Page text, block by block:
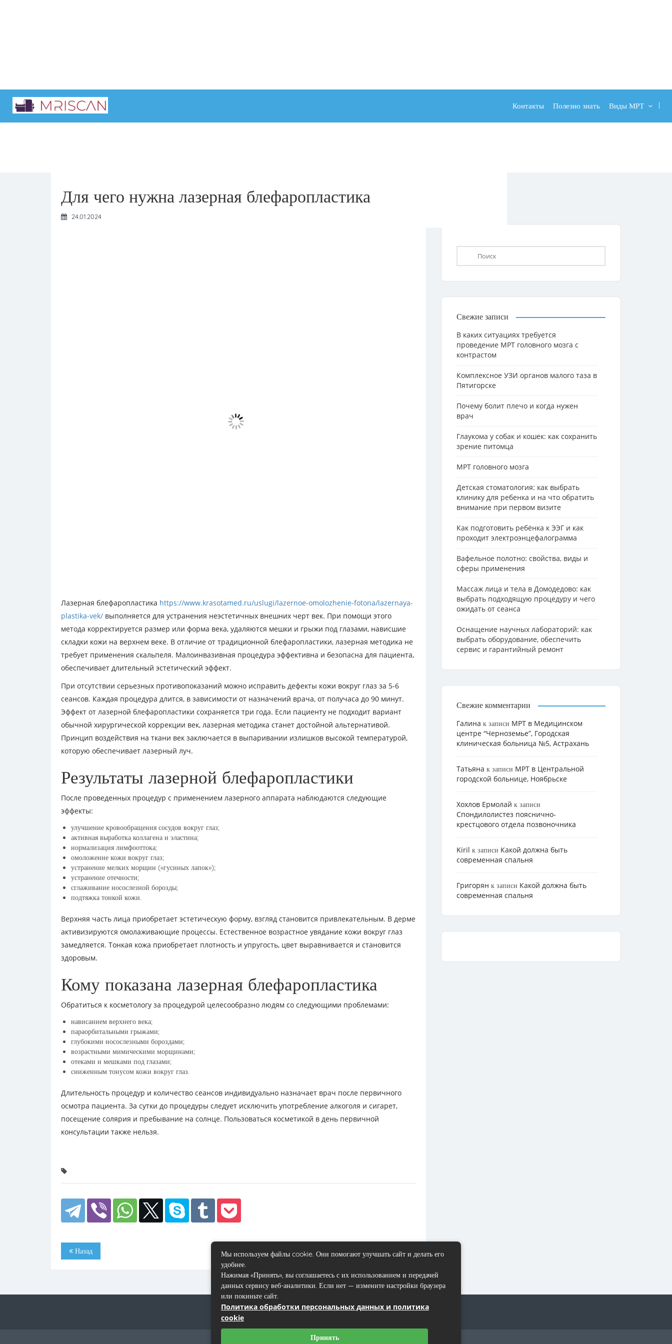
Контакты Полезно знать Виды МРТ
Для чего нужна лазерная блефаропластика
24.01.2024
Лазерная блефаропластика https://www.krasotamed.ru/uslugi/lazernoe-omolozhenie-fotona/lazernaya-
plastika-vek/ выполняется для устранения неэстетичных внешних черт век. При помощи этого
метода корректируется размер или форма века, удаляются мешки и грыжи под глазами, нависшие
складки кожи на верхнем веке. В отличие от традиционной блефаропластики, лазерная методика не
требует применения скальпеля. Малоинвазивная процедура эффективна и безопасна для пациента,
обеспечивает длительный эстетический эффект.
При отсутствии серьезных противопоказаний можно исправить дефекты кожи вокруг глаз за 5-6
сеансов. Каждая процедура длится, в зависимости от назначений врача, от получаса до 90 минут.
Эффект от лазерной блефаропластики сохраняется три года. Если пациенту не подходит вариант
обычной хирургической коррекции век, лазерная методика станет достойной альтернативой.
Принцип воздействия на ткани век заключается в выпаривании излишков высокой температурой,
которую обеспечивает лазерный луч.
Результаты лазерной блефаропластики
После проведенных процедур с применением лазерного аппарата наблюдаются следующие
эффекты:
улучшение кровообращения сосудов вокруг глаз;
активная выработка коллагена и эластина;
нормализация лимфооттока;
омоложение кожи вокруг глаз;
устранение мелких морщин («гусиных лапок»);
устранение отечности;
сглаживание носослезной борозды;
подтяжка тонкой кожи.
Верхняя часть лица приобретает эстетическую форму, взгляд становится привлекательным. В дерме
активизируются омолаживающие процессы. Естественное возрастное увядание кожи вокруг глаз
замедляется. Тонкая кожа приобретает плотность и упругость, цвет выравнивается и становится
здоровым.
Кому показана лазерная блефаропластика
Обратиться к косметологу за процедурой целесообразно людям со следующими проблемами:
нависанием верхнего века;
параорбитальными грыжами;
глубокими носослезными бороздами;
возрастными мимическими морщинами;
отеками и мешками под глазами;
сниженным тонусом кожи вокруг глаз.
Длительность процедур и количество сеансов индивидуально назначает врач после первичного
осмотра пациента. За сутки до процедуры следует исключить употребление алкоголя и сигарет,
посещение солярия и пребывание на солнце. Пользоваться косметикой в день первичной
консультации также нельзя.
Назад Вперёд
Свежие записи
В каких ситуациях требуется
проведение МРТ головного мозга с
контрастом
Комплексное УЗИ органов малого таза в
Пятигорске
Почему болит плечо и когда нужен
врач
Глаукома у собак и кошек: как сохранить
зрение питомца
МРТ головного мозга
Детская стоматология: как выбрать
клинику для ребенка и на что обратить
внимание при первом визите
Как подготовить ребёнка к ЭЭГ и как
проходит электроэнцефалограмма
Вафельное полотно: свойства, виды и
сферы применения
Массаж лица и тела в Домодедово: как
выбрать подходящую процедуру и чего
ожидать от сеанса
Оснащение научных лабораторий: как
выбрать оборудование, обеспечить
сервис и гарантийный ремонт
Свежие комментарии
Галина к записи МРТ в Медицинском
центре “Черноземье”, Городская
клиническая больница №5, Астрахань
Татьяна к записи МРТ в Центральной
городской больнице, Ноябрьске
Хохлов Ермолай к записи
Cпондилолистез пояснично-
крестцового отдела позвоночника
Kiril к записи Какой должна быть
современная спальня
Григорян к записи Какой должна быть
современная спальня
Контакты Пользовательское соглашение Карта сайта
Мы используем файлы cookie. Они помогают улучшать сайт и делать его
удобнее.
Нажимая «Принять», вы соглашаетесь с их использованием и передачей
данных сервису веб-аналитики. Если нет — измените настройки браузера
или покиньте сайт.
Политика обработки персональных данных и политика
cookie
Принять